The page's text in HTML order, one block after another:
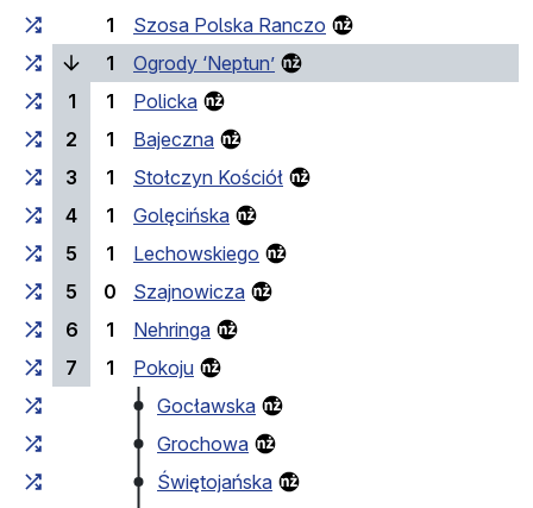
1
Szosa Polska Ranczo
1
Ogrody ‘Neptun’
1
1
Policka
2
1
Bajeczna
3
1
Stołczyn Kościół
4
1
Golęcińska
5
1
Lechowskiego
5
0
Szajnowicza
6
1
Nehringa
7
1
Pokoju
Gocławska
Grochowa
Świętojańska